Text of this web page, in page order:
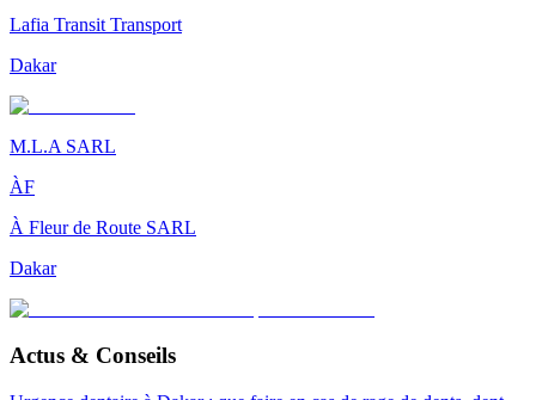
Lafia Transit Transport
Dakar
M.L.A SARL
ÀF
À Fleur de Route SARL
Dakar
Actus & Conseils